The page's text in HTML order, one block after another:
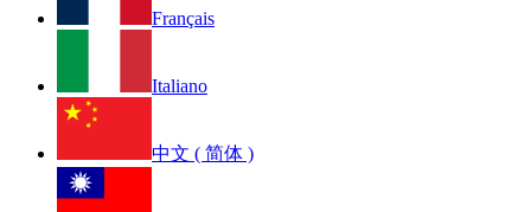
Français
Italiano
中文 ( 简体 )